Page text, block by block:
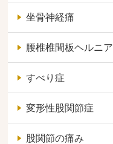
坐骨神経痛
腰椎椎間板ヘルニア
すべり症
変形性股関節症
股関節の痛み